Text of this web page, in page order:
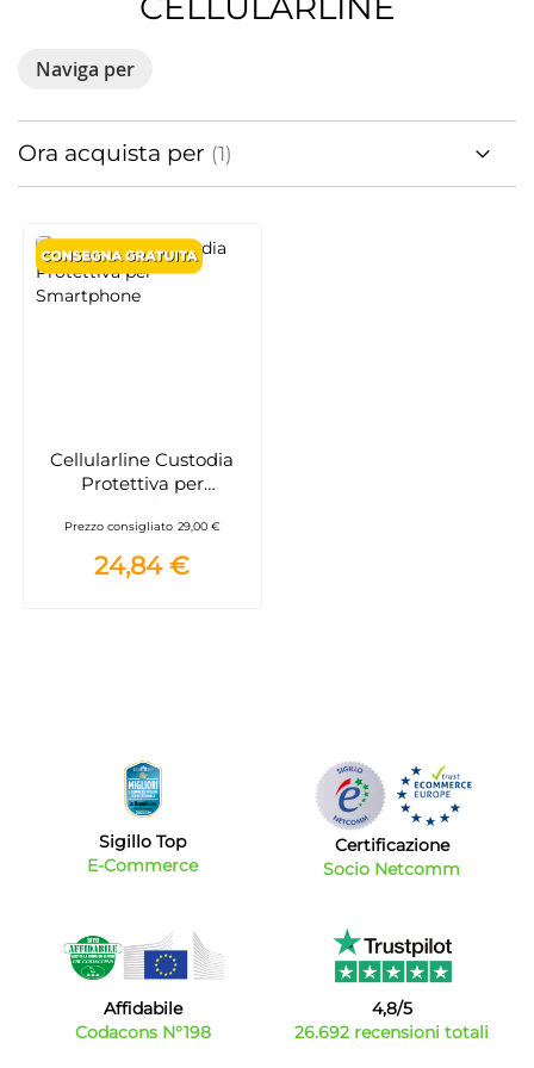
Cellularline Custodia
Protettiva per
Prezzo consigliato 29,00 €
24,84 €
Naviga per
Ora acquista per
Sigillo Top
E-Commerce
Certificazione
Socio Netcomm
Affidabile
Codacons N°198
4,8/5
26.692 recensioni totali